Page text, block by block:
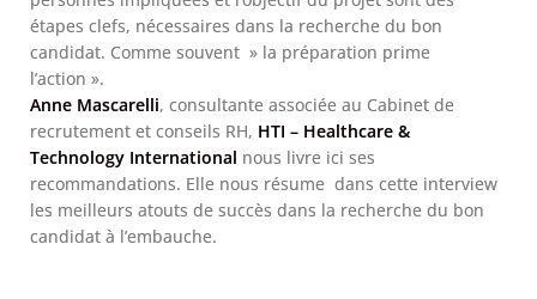
étapes clefs, nécessaires dans la recherche du bon
candidat. Comme souvent » la préparation prime
l’action ».
Anne Mascarelli, consultante associée au Cabinet de
recrutement et conseils RH, HTI – Healthcare &
Technology International nous livre ici ses
recommandations. Elle nous résume dans cette interview
les meilleurs atouts de succès dans la recherche du bon
candidat à l’embauche.